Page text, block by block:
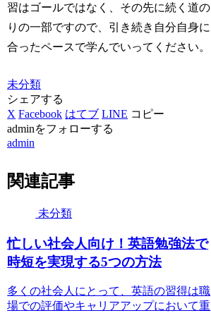
習はゴールではなく、その先に続く道の
りの一部ですので、引き続き自分自身に
合ったペースで学んでいってください。
未分類
シェアする
X Facebook はてブ LINE コピー
adminをフォローする
admin
関連記事
未分類
忙しい社会人向け！英語勉強法で
時短を実現する5つの方法
多くの社会人にとって、英語の習得は職
場での評価やキャリアアップにおいて重